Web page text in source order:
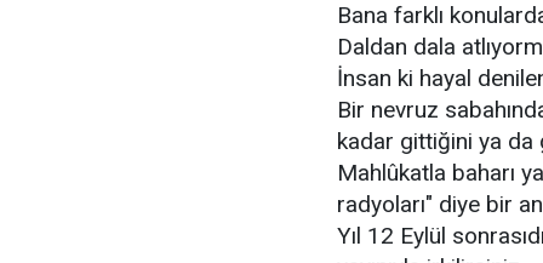
Bana farklı
Daldan dala
İnsan ki hayal
Bir nevruz
kadar gittiğini ya da
Mahlûkatla baharı
radyoları" diye bir
Yıl 12 Eylül